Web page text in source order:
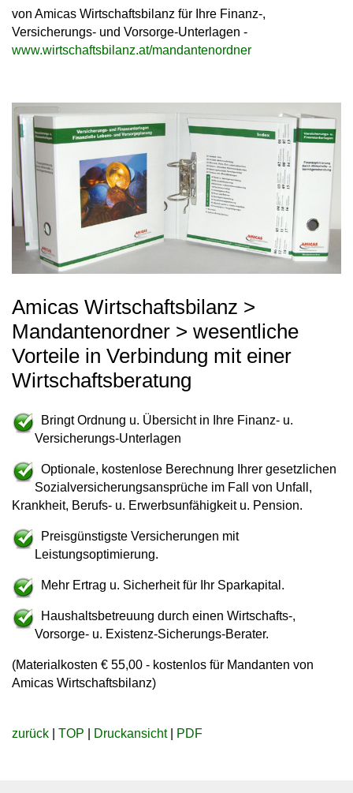
von Amicas Wirtschaftsbilanz für Ihre Finanz-,
Versicherungs- und Vorsorge-Unterlagen -
www.wirtschaftsbilanz.at/mandantenordner
Amicas Wirtschaftsbilanz >
Mandantenordner > wesentliche
Vorteile in Verbindung mit einer
Wirtschaftsberatung
BringtOrdnung u. Übersichtin Ihre Finanz- u.
Versicherungs-Unterlagen
Optionale, kostenlose Berechnung Ihrer gesetzlichen
Sozialversicherungsansprüche im Fall von Unfall,
Krankheit, Berufs- u. Erwerbsunfähigkeit u. Pension.
Preisgünstigste Versicherungen mit
Leistungsoptimierung.
Mehr Ertrag u. Sicherheitfür Ihr Sparkapital.
Haushaltsbetreuung durch einen Wirtschafts-,
Vorsorge- u. Existenz-Sicherungs-Berater.
(Materialkosten € 55,00 - kostenlos für Mandanten von
Amicas Wirtschaftsbilanz)
zurück TOP Druckansicht| PDF